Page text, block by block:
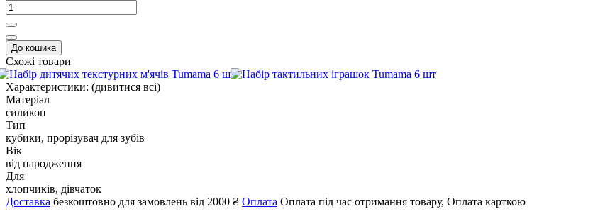
До кошика
Схожі товари
Характеристики: (дивитися всі)
Матеріал
силикон
Тип
кубики, прорізувач для зубів
Вік
від народження
Для
хлопчиків, дівчаток
Доставка безкоштовно для замовлень від 2000 ₴ Оплата Оплата під час отримання товару, Оплата карткою